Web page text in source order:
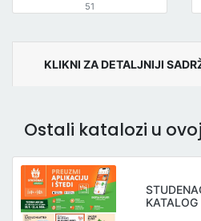
51
KLIKNI ZA DETALJNIJI
Ostali katalozi u
KATALOG